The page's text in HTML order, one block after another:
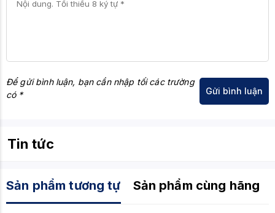
Để gửi bình luận, bạn cần nhập tối các trường
có *
Tin tức
Sản phẩm tương tự Sản phẩm cùng hãng